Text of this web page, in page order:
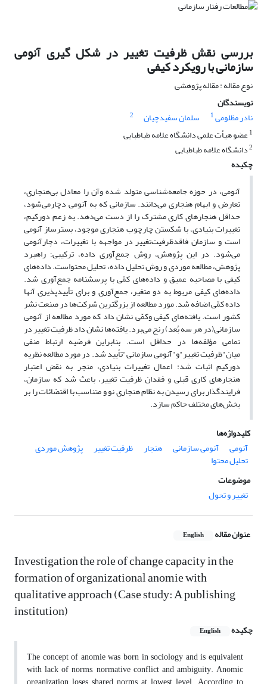
بررسی نقش ظرفیت تغییر در شکل گیری آنومی
سازمانی با رویکرد کیفی
نوع مقاله : مقاله پژوهشی
نویسندگان
نادر مظلومی1 سلمان سفیدچیان
2
1عضو هیأت علمی دانشگاه علامه طباطبایی
2دانشگاه علامه طباطبایی
چکیده
آنومی، در حوزه جامعه‌شناسی متولد شده وآن را معادل بی‌هنجاری،
تعارض و ابهام هنجاری می‌دانند. سازمانی که به آنومی دچارمی‌شود،
حداقل هنجارهای کاری مشترک را از دست می‌دهد. به زعم دورکیم،
تغییرات بنیادی، با شکستن چارچوب هنجاری موجود، بسترساز آنومی
است و سازمان فاقد‌ظرفیت‌‌تغییر در مواجهه با تغییرات، دچارآنومی
می‌شود. در این پژوهش، روش جمع‌آوری داده، ترکیبی؛ راهبرد
پژوهش، مطالعه موردی و روش تحلیل داده، تحلیل محتواست. داده‌های
کیفی با مصاحبه عمیق و داده‌های کمّی با پرسشنامه جمع‌آوری شد.
داده‌های کیفی مربوط به دو متغیر، جمع‌آوری و برای تأییدپذیری آنها
داده کمّی اضافه شد. مورد مطالعه از بزرگترین شرکت‌ها در صنعت نشر
کشور است. یافته‌های کیفی وکمّی نشان داد که مورد مطالعه از آنومی
سازمانی(در هر سه بُعد) رنج می‌برد. یافته‌ها نشان داد ظرفیت تغییر در
تمامی مؤلفه‌ها در حداقل است. بنابراین فرضیه ارتباط منفی
میان"ظرفیت تغییر"و"آنومی سازمانی"تأیید شد. در مورد مطالعه نظریه
دورکیم اثبات شد: اعمال تغییرات بنیادی، منجر به نقض اعتبار
هنجارهای کاری قبلی و فقدان ظرفیت تغییر، باعث شد که سازمان،
فرایندگذار برای رسیدن به نظام هنجاری نو و متناسب با اقتضائات را بر
بخش‌های مختلف حاکم سازد.
کلیدواژه‌ها
آنومی
آنومی سازمانی هنجار ظرفیت تغییر پژوهش موردی
تحلیل محتوا
موضوعات
تغییر و تحول
عنوان مقاله English
Investigation the role of change capacity in the
formation of organizational anomie with
qualitative approach (Case study: A publishing
institution)
چکیده English
The concept of anomie was born in sociology and is equivalent
with lack of norms, normative conflict and ambiguity. Anomic